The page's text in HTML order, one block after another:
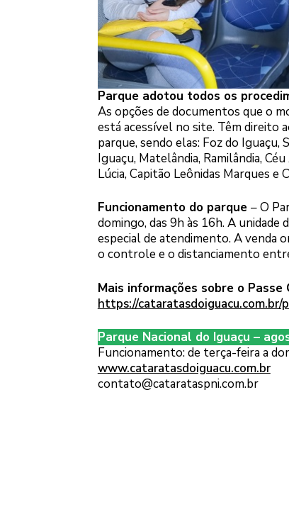
Parque adotou todos os
As opções de documentos que o
está acessível no site. Têm direito
parque, sendo elas: Foz do Iguaçu,
Iguaçu, Matelândia, Ramilândia,
Lúcia, Capitão Leônidas Marques e
Funcionamento do parque – O
domingo, das 9h às 16h. A
especial de atendimento. A venda
o controle e o distanciamento
Mais informações sobre o Passe
https://cataratasdoiguacu.com.br/
Parque Nacional do Iguaçu –
Funcionamento: de terça-feira a
www.cataratasdoiguacu.com.br
contato@catarataspni.com.br